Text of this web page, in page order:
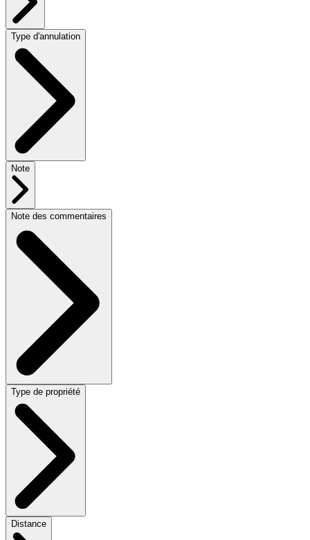
Type d'annulation
Note
Note des commentaires
Type de propriété
Distance